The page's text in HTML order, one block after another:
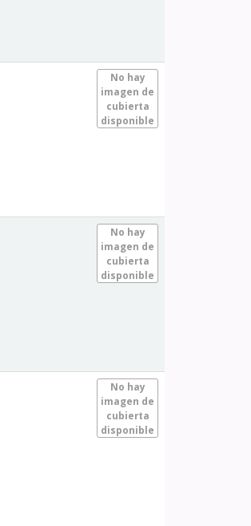
No hay
imagen de
cubierta
disponible
No hay
imagen de
cubierta
disponible
No hay
imagen de
cubierta
disponible